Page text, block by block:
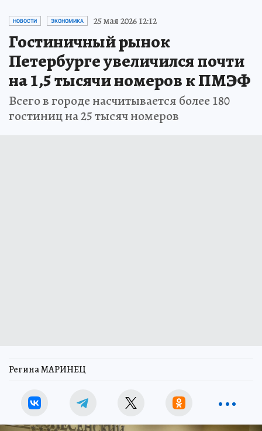
НОВОСТИ ЭКОНОМИКА 25 мая 2026 12:12
Гостиничный рынок
Петербурге увеличился почти
на 1,5 тысячи номеров к ПМЭФ
Всего в городе насчитывается более 180
гостиниц на 25 тысяч номеров
Регина МАРИНЕЦ